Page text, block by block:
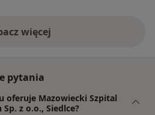
więcej
pytania
oferuje Mazowiecki Szpital
z o.o., Siedlce?